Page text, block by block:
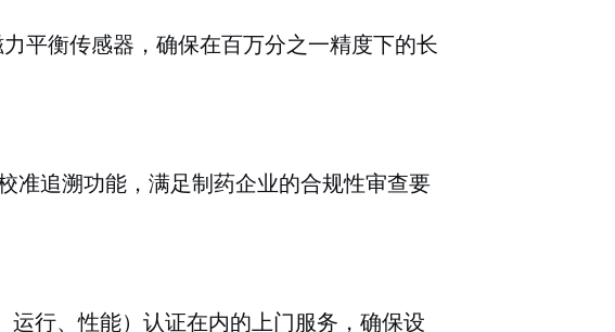
力平衡传感器，确保在百万分之一精度下的长
准追溯功能，满足制药企业的合规性审查要
运行、性能）认证在内的上门服务，确保设